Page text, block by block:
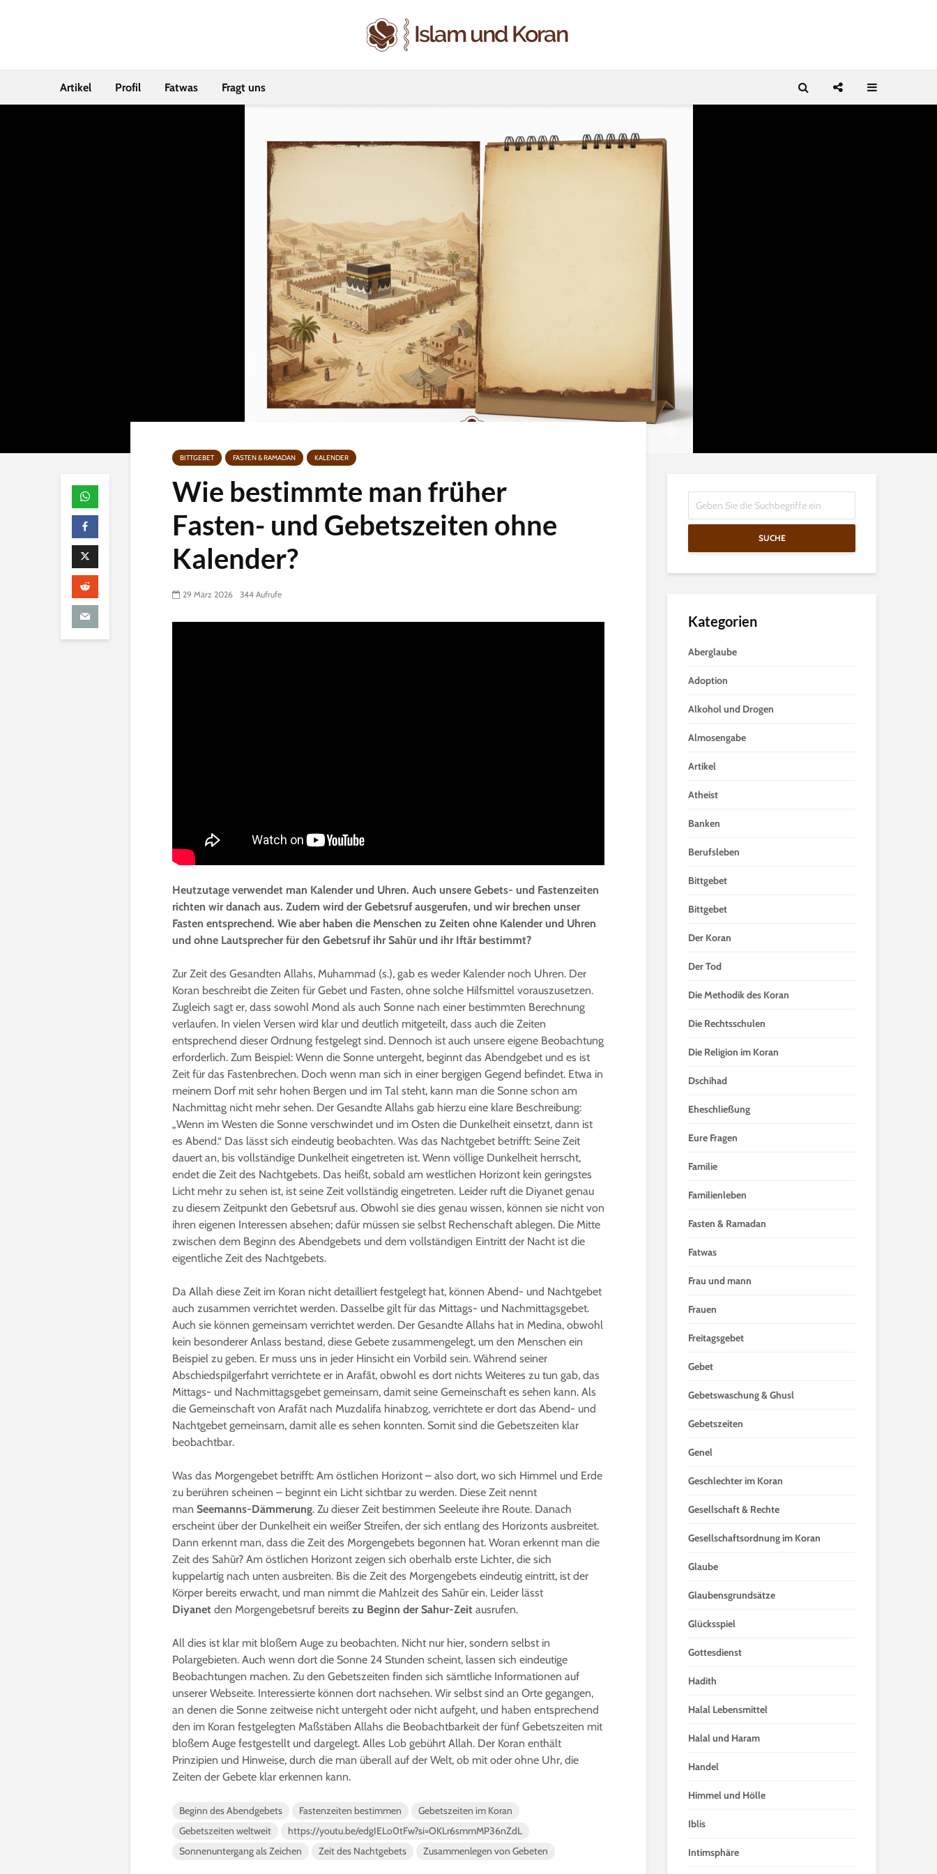
Artikel Profil Fatwas Fragt uns
BITTGEBET FASTEN & RAMADAN KALENDER
Wie bestimmte man früher
Fasten- und Gebetszeiten ohne
Kalender?
29 März 2026 344 Aufrufe
Heutzutage verwendet man Kalender und Uhren. Auch unsere Gebets- und Fastenzeiten
richten wir danach aus. Zudem wird der Gebetsruf ausgerufen, und wir brechen unser
Fasten entsprechend. Wie aber haben die Menschen zu Zeiten ohne Kalender und Uhren
und ohne Lautsprecher für den Gebetsruf ihr Sahūr und ihr Iftār bestimmt?
Zur Zeit des Gesandten Allahs, Muhammad (s.), gab es weder Kalender noch Uhren. Der
Koran beschreibt die Zeiten für Gebet und Fasten, ohne solche Hilfsmittel vorauszusetzen.
Zugleich sagt er, dass sowohl Mond als auch Sonne nach einer bestimmten Berechnung
verlaufen. In vielen Versen wird klar und deutlich mitgeteilt, dass auch die Zeiten
entsprechend dieser Ordnung festgelegt sind. Dennoch ist auch unsere eigene Beobachtung
erforderlich. Zum Beispiel: Wenn die Sonne untergeht, beginnt das Abendgebet und es ist
Zeit für das Fastenbrechen. Doch wenn man sich in einer bergigen Gegend befindet. Etwa in
meinem Dorf mit sehr hohen Bergen und im Tal steht, kann man die Sonne schon am
Nachmittag nicht mehr sehen. Der Gesandte Allahs gab hierzu eine klare Beschreibung:
„Wenn im Westen die Sonne verschwindet und im Osten die Dunkelheit einsetzt, dann ist
es Abend.“ Das lässt sich eindeutig beobachten. Was das Nachtgebet betrifft: Seine Zeit
dauert an, bis vollständige Dunkelheit eingetreten ist. Wenn völlige Dunkelheit herrscht,
endet die Zeit des Nachtgebets. Das heißt, sobald am westlichen Horizont kein geringstes
Licht mehr zu sehen ist, ist seine Zeit vollständig eingetreten. Leider ruft die Diyanet genau
zu diesem Zeitpunkt den Gebetsruf aus. Obwohl sie dies genau wissen, können sie nicht von
ihren eigenen Interessen absehen; dafür müssen sie selbst Rechenschaft ablegen. Die Mitte
zwischen dem Beginn des Abendgebets und dem vollständigen Eintritt der Nacht ist die
eigentliche Zeit des Nachtgebets.
Da Allah diese Zeit im Koran nicht detailliert festgelegt hat, können Abend- und Nachtgebet
auch zusammen verrichtet werden. Dasselbe gilt für das Mittags- und Nachmittagsgebet.
Auch sie können gemeinsam verrichtet werden. Der Gesandte Allahs hat in Medina, obwohl
kein besonderer Anlass bestand, diese Gebete zusammengelegt, um den Menschen ein
Beispiel zu geben. Er muss uns in jeder Hinsicht ein Vorbild sein. Während seiner
Abschiedspilgerfahrt verrichtete er in Arafāt, obwohl es dort nichts Weiteres zu tun gab, das
Mittags- und Nachmittagsgebet gemeinsam, damit seine Gemeinschaft es sehen kann. Als
die Gemeinschaft von Arafāt nach Muzdalifa hinabzog, verrichtete er dort das Abend- und
Nachtgebet gemeinsam, damit alle es sehen konnten. Somit sind die Gebetszeiten klar
beobachtbar.
Was das Morgengebet betrifft: Am östlichen Horizont – also dort, wo sich Himmel und Erde
zu berühren scheinen – beginnt ein Licht sichtbar zu werden. Diese Zeit nennt
man Seemanns-Dämmerung. Zu dieser Zeit bestimmen Seeleute ihre Route. Danach
erscheint über der Dunkelheit ein weißer Streifen, der sich entlang des Horizonts ausbreitet.
Dann erkennt man, dass die Zeit des Morgengebets begonnen hat. Woran erkennt man die
Zeit des Sahūr? Am östlichen Horizont zeigen sich oberhalb erste Lichter, die sich
kuppelartig nach unten ausbreiten. Bis die Zeit des Morgengebets eindeutig eintritt, ist der
Körper bereits erwacht, und man nimmt die Mahlzeit des Sahūr ein. Leider lässt
Diyanet den Morgengebetsruf bereits zu Beginn der Sahur-Zeit ausrufen.
All dies ist klar mit bloßem Auge zu beobachten. Nicht nur hier, sondern selbst in
Polargebieten. Auch wenn dort die Sonne 24 Stunden scheint, lassen sich eindeutige
Beobachtungen machen. Zu den Gebetszeiten finden sich sämtliche Informationen auf
unserer Webseite. Interessierte können dort nachsehen. Wir selbst sind an Orte gegangen,
an denen die Sonne zeitweise nicht untergeht oder nicht aufgeht, und haben entsprechend
den im Koran festgelegten Maßstäben Allahs die Beobachtbarkeit der fünf Gebetszeiten mit
bloßem Auge festgestellt und dargelegt. Alles Lob gebührt Allah. Der Koran enthält
Prinzipien und Hinweise, durch die man überall auf der Welt, ob mit oder ohne Uhr, die
Zeiten der Gebete klar erkennen kann.
Beginn des Abendgebets Fastenzeiten bestimmen
Gebetszeiten im Koran
Gebetszeiten weltweit
https://youtu.be/edgIELo0tFw?si=OKLr6smmMP36nZdL
Sonnenuntergang als Zeichen
Zeit des Nachtgebets Zusammenlegen von Gebeten
SUCHE
Kategorien
Aberglaube
Adoption
Alkohol und Drogen
Almosengabe
Artikel
Atheist
Banken
Berufsleben
Bittgebet
Bittgebet
Der Koran
Der Tod
Die Methodik des Koran
Die Rechtsschulen
Die Religion im Koran
Dschihad
Eheschließung
Eure Fragen
Familie
Familienleben
Fasten & Ramadan
Fatwas
Frau und mann
Frauen
Freitagsgebet
Gebet
Gebetswaschung & Ghusl
Gebetszeiten
Genel
Geschlechter im Koran
Gesellschaft & Rechte
Gesellschaftsordnung im Koran
Glaube
Glaubensgrundsätze
Glücksspiel
Gottesdienst
Hadith
Halal Lebensmittel
Halal und Haram
Handel
Himmel und Hölle
Iblis
Intimsphäre